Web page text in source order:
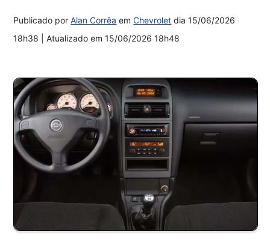
Publicado porAlan Corrêa emChevrolet dia15/06/2026
18h38
| Atualizado em15/06/2026 18h48